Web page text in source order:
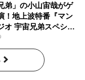
弟」の小山宙哉がゲ
！地上波特番『マン
オ 宇宙兄弟スペシャ